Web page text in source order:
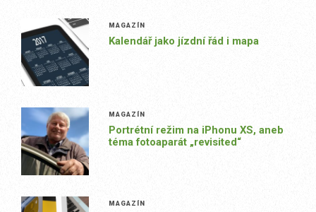
MAGAZÍN
Kalendář jako jízdní řád i mapa
MAGAZÍN
Portrétní režim na iPhonu XS, aneb
téma fotoaparát „revisited“
MAGAZÍN